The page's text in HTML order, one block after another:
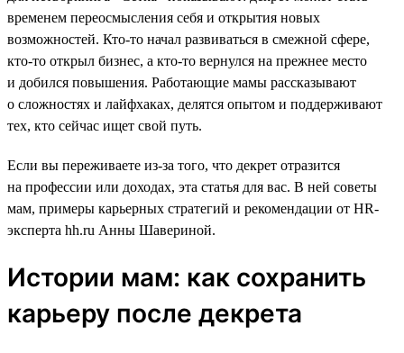
временем переосмысления себя и открытия новых
возможностей. Кто-то начал развиваться в смежной сфере,
кто-то открыл бизнес, а кто-то вернулся на прежнее место
и добился повышения. Работающие мамы рассказывают
о сложностях и лайфхаках, делятся опытом и поддерживают
тех, кто сейчас ищет свой путь.
Если вы переживаете из-за того, что декрет отразится
на профессии или доходах, эта статья для вас. В ней советы
мам, примеры карьерных стратегий и рекомендации от HR-
эксперта hh.ru Анны Шавериной.
Истории мам: как сохранить
карьеру после декрета